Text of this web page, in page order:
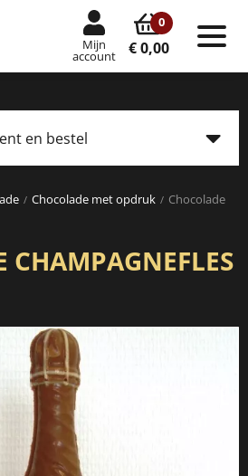
Mijn
account
0
€ 0,00
en bestel
Chocolade met opdruk
Chocolade
CHAMPAGNEFLES